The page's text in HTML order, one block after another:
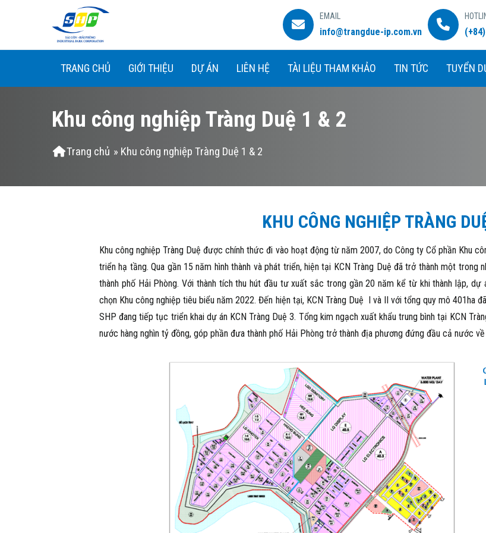
EMAIL
info@trangdue-ip.com.vn
TRANG CHỦ GIỚI THIỆU DỰ ÁN LIÊN HỆ TÀI LIỆU THAM KHẢO TIN TỨC TUYỂN
Khu công nghiệp Tràng Duệ 1 & 2
Bạn đang ở đây
Trang chủ » Khu công nghiệp Tràng Duệ 1 & 2
KHU CÔNG NGHIỆP TRÀNG
Khu công nghiệp Tràng Duệ được chính thức đi vào hoạt động từ năm 2007, do Công ty Cổ phần Khu
triển hạ tầng. Qua gần 15 năm hình thành và phát triển, hiện tại KCN Tràng Duệ đã trở thành một
thành phố Hải Phòng. Với thành tích thu hút đầu tư xuất sắc trong gần 20 năm kể từ khi thành lập, dự
chọn Khu công nghiệp tiêu biểu năm 2022. Đến hiện tại, KCN Tràng Duệ I và II với tổng quy mô 401ha
SHP đang tiếp tục triển khai dự án KCN Tràng Duệ 3. Tổng kim ngạch xuất khẩu trung bình tại KCN
nước hàng nghìn tỷ đồng, góp phần đưa thành phố Hải Phòng trở thành địa phương đứng đầu cả nước